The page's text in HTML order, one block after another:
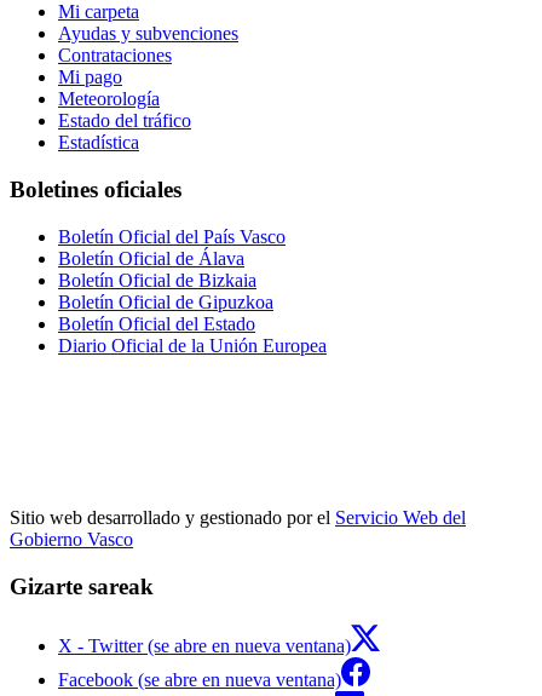
Mi carpeta
Ayudas y subvenciones
Contrataciones
Mi pago
Meteorología
Estado del tráfico
Estadística
Boletines oficiales
Boletín Oficial del País Vasco
Boletín Oficial de Álava
Boletín Oficial de Bizkaia
Boletín Oficial de Gipuzkoa
Boletín Oficial del Estado
Diario Oficial de la Unión Europea
Sitio web desarrollado y gestionado por el Servicio Web del
Gobierno Vasco
Gizarte sareak
X - Twitter (se abre en nueva ventana)
Facebook (se abre en nueva ventana)